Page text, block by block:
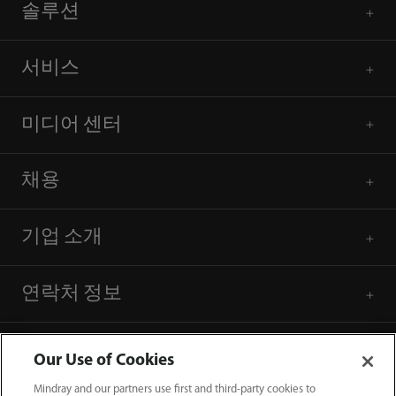
솔루션
서비스
미디어 센터
채용
기업 소개
연락처 정보
Our Use of Cookies
Mindray and our partners use first and third-party cookies to